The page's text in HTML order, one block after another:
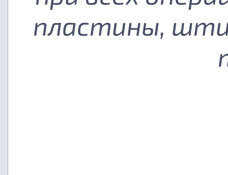
пластины,